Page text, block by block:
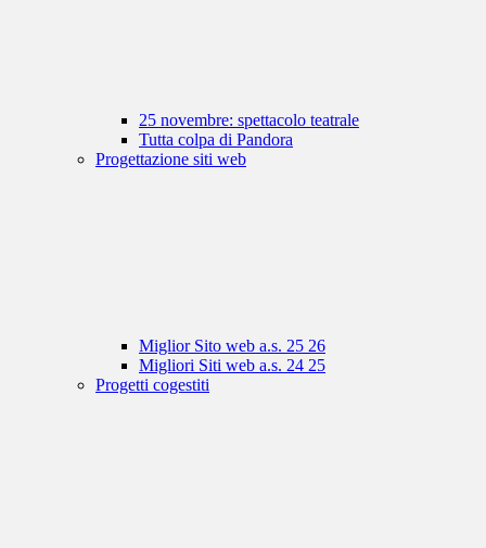
25 novembre: spettacolo teatrale
Tutta colpa di Pandora
Progettazione siti web
Miglior Sito web a.s. 25 26
Migliori Siti web a.s. 24 25
Progetti cogestiti